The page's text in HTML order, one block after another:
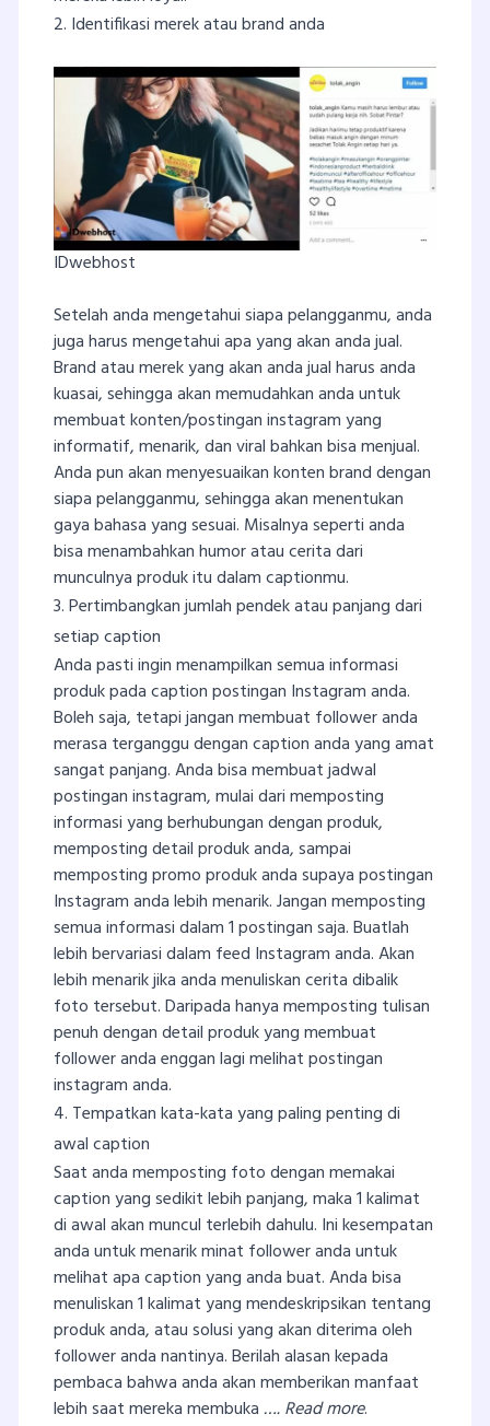
2. Identifikasi merek atau brand anda
IDwebhost
Setelah anda mengetahui siapa pelangganmu, anda
juga harus mengetahui apa yang akan anda jual.
Brand atau merek yang akan anda jual harus anda
kuasai, sehingga akan memudahkan anda untuk
membuat konten/postingan instagram yang
informatif, menarik, dan viral bahkan bisa menjual.
Anda pun akan menyesuaikan konten brand dengan
siapa pelangganmu, sehingga akan menentukan
gaya bahasa yang sesuai. Misalnya seperti anda
bisa menambahkan humor atau cerita dari
munculnya produk itu dalam captionmu.
3. Pertimbangkan jumlah pendek atau panjang dari
setiap caption
Anda pasti ingin menampilkan semua informasi
produk pada caption postingan Instagram anda.
Boleh saja, tetapi jangan membuat follower anda
merasa terganggu dengan caption anda yang amat
sangat panjang. Anda bisa membuat jadwal
postingan instagram, mulai dari memposting
informasi yang berhubungan dengan produk,
memposting detail produk anda, sampai
memposting promo produk anda supaya postingan
Instagram anda lebih menarik. Jangan memposting
semua informasi dalam 1 postingan saja. Buatlah
lebih bervariasi dalam feed Instagram anda. Akan
lebih menarik jika anda menuliskan cerita dibalik
foto tersebut. Daripada hanya memposting tulisan
penuh dengan detail produk yang membuat
follower anda enggan lagi melihat postingan
instagram anda.
4. Tempatkan kata-kata yang paling penting di
awal caption
Saat anda memposting foto dengan memakai
caption yang sedikit lebih panjang, maka 1 kalimat
di awal akan muncul terlebih dahulu. Ini kesempatan
anda untuk menarik minat follower anda untuk
melihat apa caption yang anda buat. Anda bisa
menuliskan 1 kalimat yang mendeskripsikan tentang
produk anda, atau solusi yang akan diterima oleh
follower anda nantinya. Berilah alasan kepada
pembaca bahwa anda akan memberikan manfaat
lebih saat mereka membuka…. Read more.